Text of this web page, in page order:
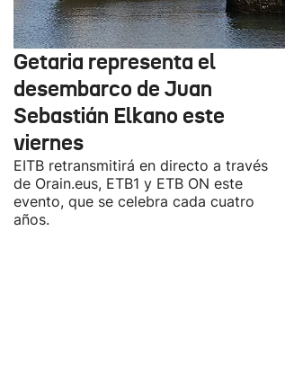
Getaria representa el
desembarco de Juan
Sebastián Elkano este
viernes
EITB retransmitirá en directo a través
de Orain.eus, ETB1 y ETB ON este
evento, que se celebra cada cuatro
años.